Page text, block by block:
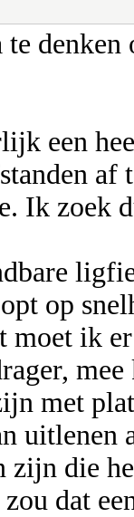
denken
een
af
Ik zoek
op
moet ik
met
uitlenen
zijn die
dat